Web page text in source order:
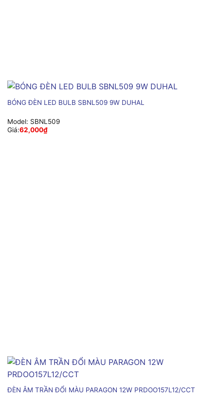
BÓNG ĐÈN LED BULB SBNL509 9W DUHAL
Model: SBNL509
Giá:62,000₫
ĐÈN ÂM TRẦN ĐỔI MÀU PARAGON 12W PRDOO157L12/CCT